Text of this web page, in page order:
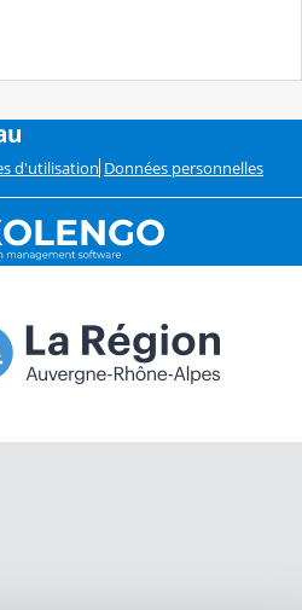
d'utilisation Données personnelles